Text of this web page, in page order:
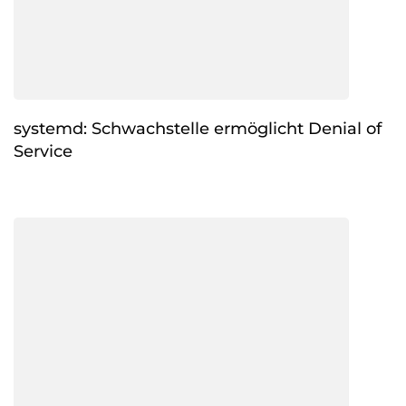
systemd: Schwachstelle ermöglicht Denial of
Service